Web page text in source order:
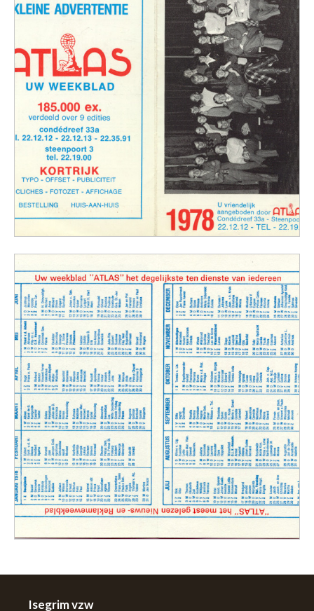
Isegrim vzw